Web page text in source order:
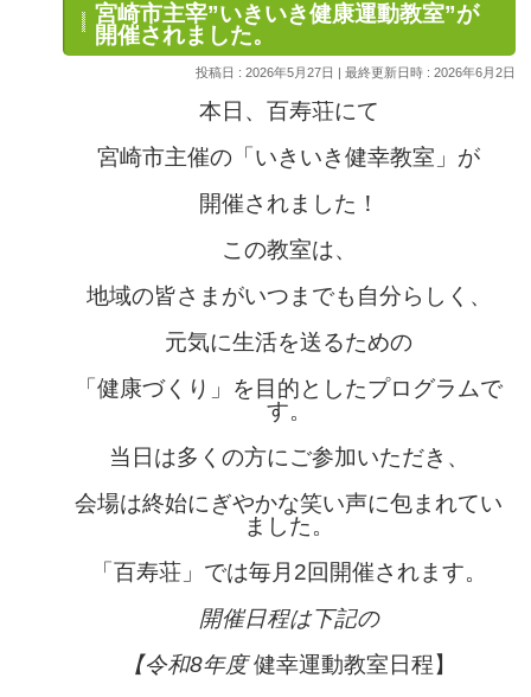
宮崎市主宰”いきいき健康運動教室”が
開催されました。
投稿日 : 2026年5月27日 最終更新日時 : 2026年6月2日
本日、百寿荘にて
宮崎市主催の「いきいき健幸教室」が
開催されました！
この教室は、
地域の皆さまがいつまでも自分らしく、
元気に生活を送るための
「健康づくり」を目的としたプログラムで
す。
当日は多くの方にご参加いただき、
会場は終始にぎやかな笑い声に包まれてい
ました。
「百寿荘」では毎月2回開催されます。
開催日程は下記の
【令和8年度健幸運動教室日程】